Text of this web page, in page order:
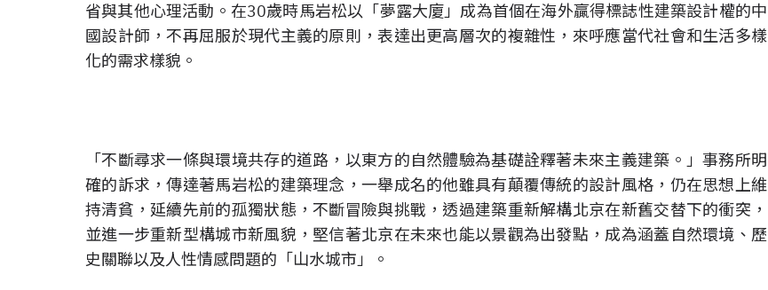
省與其他心理活動。在30歲時馬岩松以「夢露大廈」成為首個在海外贏得標誌性建築設計權的中
國設計師，不再屈服於現代主義的原則，表達出更高層次的複雜性，來呼應當代社會和生活多樣
化的需求樣貌。
「不斷尋求一條與環境共存的道路，以東方的自然體驗為基礎詮釋著未來主義建築。」事務所明
確的訴求，傳達著馬岩松的建築理念，一舉成名的他雖具有顛覆傳統的設計風格，仍在思想上維
持清貧，延續先前的孤獨狀態，不斷冒險與挑戰，透過建築重新解構北京在新舊交替下的衝突，
並進一步重新型構城市新風貌，堅信著北京在未來也能以景觀為出發點，成為涵蓋自然環境、歷
史關聯以及人性情感問題的「山水城市」。